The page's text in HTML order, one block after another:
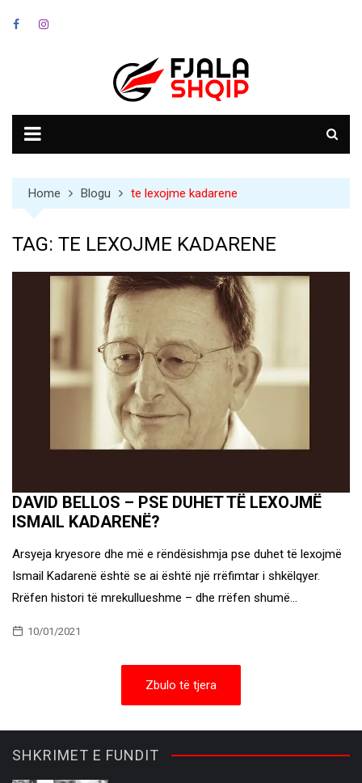
Home Blogu te lexojme kadarene
TAG: TE LEXOJME KADARENE
DAVID BELLOS – PSE DUHET TË LEXOJMË
ISMAIL KADARENË?
Arsyeja kryesore dhe më e rëndësishmja pse duhet të lexojmë
Ismail Kadarenë është se ai është një rrëfimtar i shkëlqyer.
Rrëfen histori të mrekullueshme – dhe rrëfen shumë…
10/01/2021
Zbulo të tjera
SHKRIMET E FUNDIT